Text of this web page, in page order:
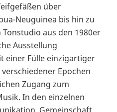
über
Neuguinea bis hin zu
aus den 1980er
Ausstellung
einer Fülle einzigartiger
Epochen
Zugang zum
In den einzelnen